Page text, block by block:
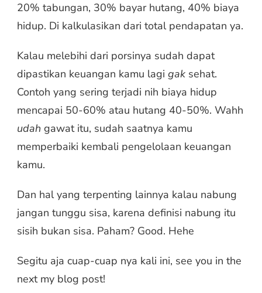
20% tabungan, 30% bayar hutang, 40% biaya
hidup. Di kalkulasikan dari total pendapatan ya.
Kalau melebihi dari porsinya sudah dapat
dipastikan keuangan kamu lagi gak sehat.
Contoh yang sering terjadi nih biaya hidup
mencapai 50-60% atau hutang 40-50%. Wahh
udah gawat itu, sudah saatnya kamu
memperbaiki kembali pengelolaan keuangan
kamu.
Dan hal yang terpenting lainnya kalau nabung
jangan tunggu sisa, karena definisi nabung itu
sisih bukan sisa. Paham? Good. Hehe
Segitu aja cuap-cuap nya kali ini, see you in the
next my blog post!